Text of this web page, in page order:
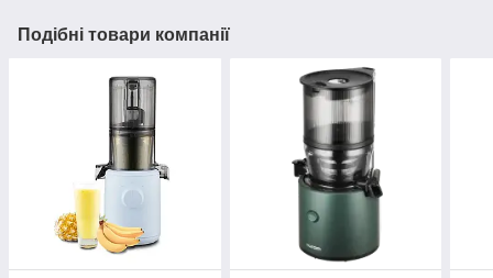
Подібні товари компанії